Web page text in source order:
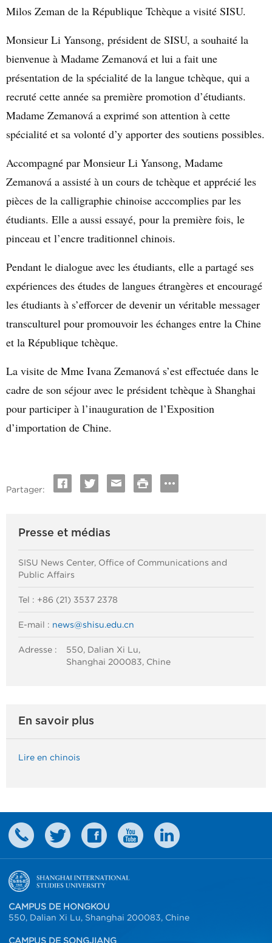
Milos Zeman de la République Tchèque a visité SISU.
Monsieur Li Yansong, président de SISU, a souhaité la
bienvenue à Madame Zemanová et lui a fait une
présentation de la spécialité de la langue tchèque, qui a
recruté cette année sa première promotion d’étudiants.
Madame Zemanová a exprimé son attention à cette
spécialité et sa volonté d’y apporter des soutiens possibles.
Accompagné par Monsieur Li Yansong, Madame
Zemanová a assisté à un cours de tchèque et apprécié les
pièces de la calligraphie chinoise acccomplies par les
étudiants. Elle a aussi essayé, pour la première fois, le
pinceau et l’encre traditionnel chinois.
Pendant le dialogue avec les étudiants, elle a partagé ses
expériences des études de langues étrangères et encouragé
les étudiants à s’efforcer de devenir un véritable messager
transculturel pour promouvoir les échanges entre la Chine
et la République tchèque.
La visite de Mme Ivana Zemanová s’est effectuée dans le
cadre de son séjour avec le président tchèque à Shanghai
pour participer à l’inauguration de l’Exposition
d’importation de Chine.
Partager:
Presse et médias
SISU News Center, Office of Communications and
Public Affairs
Tel : +86 (21) 3537 2378
E-mail : news@shisu.edu.cn
Adresse :
550, Dalian Xi Lu,
Shanghai 200083, Chine
En savoir plus
Lire en chinois
CAMPUS DE HONGKOU
550, Dalian Xi Lu, Shanghai 200083, Chine
CAMPUS DE SONGJIANG